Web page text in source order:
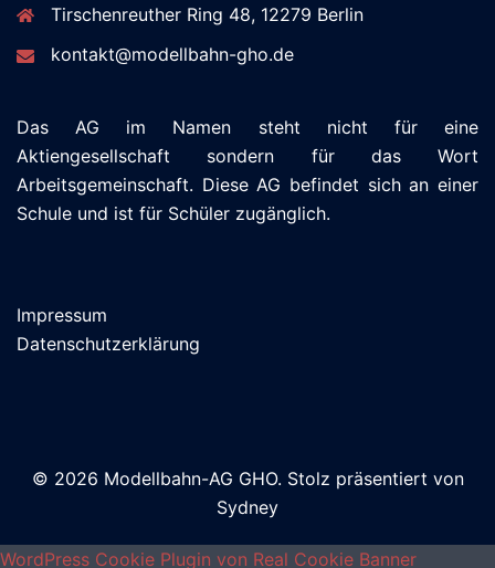
Tirschenreuther Ring 48, 12279 Berlin
kontakt@modellbahn-gho.de
Das AG im Namen steht nicht für eine
Aktiengesellschaft sondern für das Wort
Arbeitsgemeinschaft. Diese AG befindet sich an einer
Schule und ist für Schüler zugänglich.
Impressum
Datenschutzerklärung
© 2026 Modellbahn-AG GHO. Stolz präsentiert von
Sydney
WordPress Cookie Plugin von Real Cookie Banner